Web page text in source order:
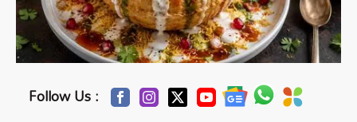
Follow Us :